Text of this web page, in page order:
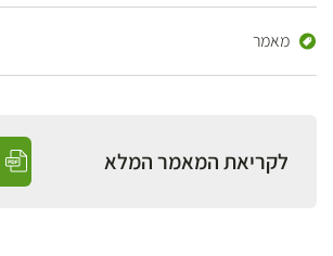
מאמר
לקריאת המאמר המלא